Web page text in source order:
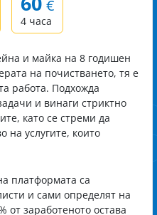
€
4 часа
и майка на 8 годишен
на почистването, тя е
работа. Подхожда
и винаги стриктно
като се стреми да
на услугите, които
платформата са
и сами определят на
от заработеното остава